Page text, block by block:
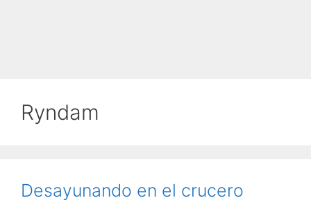
Ryndam
Desayunando en el crucero